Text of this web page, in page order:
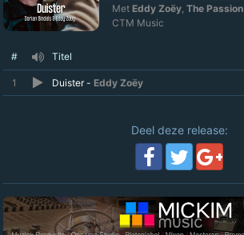
Met Eddy Zoëy, The Passion
CTM Music
# Titel
1 Duister - Eddy Zoëy
Deel deze release: